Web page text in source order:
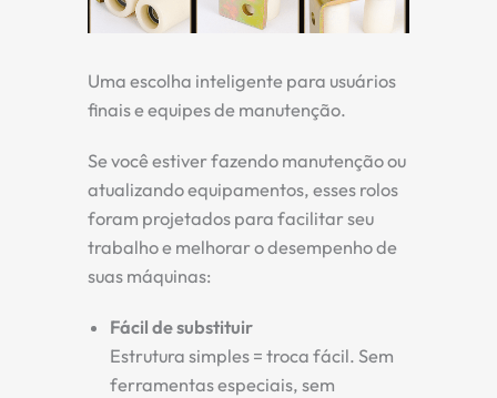
Uma escolha inteligente para usuários
finais e equipes de manutenção.
Se você estiver fazendo manutenção ou
atualizando equipamentos, esses rolos
foram projetados para facilitar seu
trabalho e melhorar o desempenho de
suas máquinas:
Fácil de substituir
Estrutura simples = troca fácil. Sem
ferramentas especiais, sem